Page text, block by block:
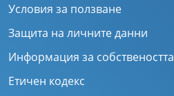
Условия за ползване
Защита на личните данни
Информация за собствеността
Етичен кодекс